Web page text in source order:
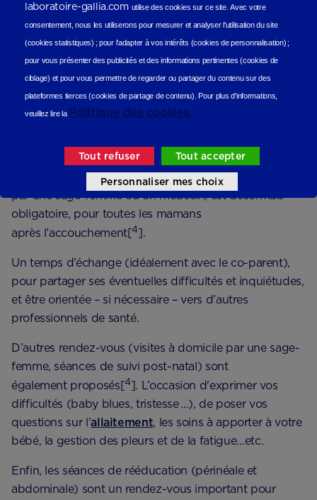
Le rôle essentiel des
professionnels de santé
Le suivi post-natal
Les professionnels de santé jouent également un rôle
Depuis 2022, un ​​entretien postnatal précoce, effectué
par une sage-femme ou un médecin, est désormais
obligatoire, pour toutes les mamans
après l’accouchement[4].
Un temps d’échange (idéalement avec le co-parent),
pour partager ses éventuelles difficultés et inquiétudes,
et être orientée – si nécessaire – vers d’autres
professionnels de santé.
D’autres rendez-vous (visites à domicile par une sage-
femme, séances de suivi post-natal) sont
également proposés[4]. L’occasion d'exprimer vos
difficultés (baby blues, tristesse ...), de poser vos
questions sur l'allaitement, les soins à apporter à votre
bébé, la gestion des pleurs et de la fatigue…etc.
Enfin, les séances de rééducation (périnéale et
abdominale) sont un rendez-vous important pour ​​
laboratoire-gallia.com utilise des cookies sur ce site.Avec votre
consentement, nous les utiliseronspour mesurer et analyser l'utilisation du site
(cookies statistiques) ;pour l'adapter à vos intérêts (cookies de personnalisation) ;
pour vous présenter des publicités et des informations pertinentes (cookies de
ciblage) et pour vous permettre de regarder ou partager du contenu sur des
plateformes tierces (cookies de partage de contenu). Pour plus d'informations,
veuillez lire la Politique des cookies.
Tout refuser Tout accepter
Personnaliser mes choix